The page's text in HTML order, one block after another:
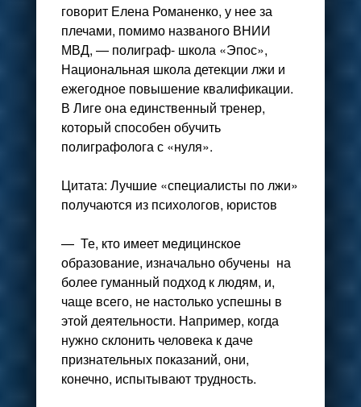
говорит Елена Романенко, у нее за
плечами, помимо названого ВНИИ
МВД, — полиграф- школа «Эпос»,
Национальная школа детекции лжи и
ежегодное повышение квалификации.
В Лиге она единственный тренер,
который способен обучить
полиграфолога с «нуля».
Цитата: Лучшие «специалисты по лжи»
получаются из психологов, юристов
— Те, кто имеет медицинское
образование, изначально обучены на
более гуманный подход к людям, и,
чаще всего, не настолько успешны в
этой деятельности. Например, когда
нужно склонить человека к даче
признательных показаний, они,
конечно, испытывают трудность.